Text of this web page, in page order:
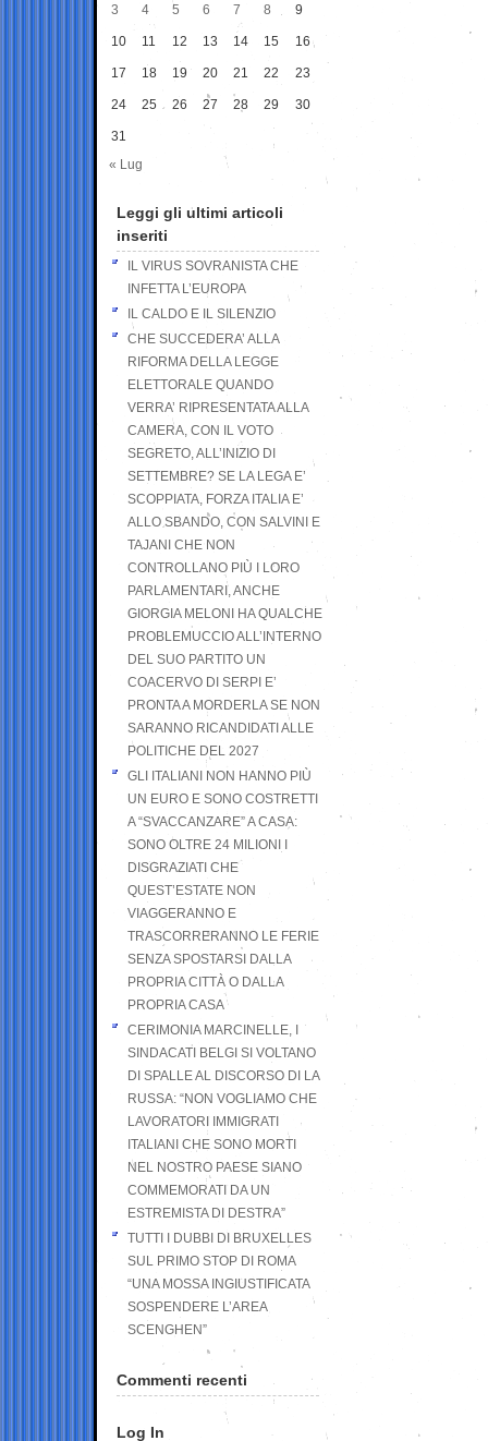
3 4 5 6 7 8 9
10 11 12 13 14 15 16
17 18 19 20 21 22 23
24 25 26 27 28 29 30
31
« Lug
Leggi gli ultimi articoli
inseriti
IL VIRUS SOVRANISTA CHE
INFETTA L’EUROPA
IL CALDO E IL SILENZIO
CHE SUCCEDERA’ ALLA
RIFORMA DELLA LEGGE
ELETTORALE QUANDO
VERRA’ RIPRESENTATA ALLA
CAMERA, CON IL VOTO
SEGRETO, ALL’INIZIO DI
SETTEMBRE? SE LA LEGA E’
SCOPPIATA, FORZA ITALIA E’
ALLO SBANDO, CON SALVINI E
TAJANI CHE NON
CONTROLLANO PIÙ I LORO
PARLAMENTARI, ANCHE
GIORGIA MELONI HA QUALCHE
PROBLEMUCCIO ALL’INTERNO
DEL SUO PARTITO UN
COACERVO DI SERPI E’
PRONTA A MORDERLA SE NON
SARANNO RICANDIDATI ALLE
POLITICHE DEL 2027
GLI ITALIANI NON HANNO PIÙ
UN EURO E SONO COSTRETTI
A “SVACCANZARE” A CASA:
SONO OLTRE 24 MILIONI I
DISGRAZIATI CHE
QUEST’ESTATE NON
VIAGGERANNO E
TRASCORRERANNO LE FERIE
SENZA SPOSTARSI DALLA
PROPRIA CITTÀ O DALLA
PROPRIA CASA
CERIMONIA MARCINELLE, I
SINDACATI BELGI SI VOLTANO
DI SPALLE AL DISCORSO DI LA
RUSSA: “NON VOGLIAMO CHE
LAVORATORI IMMIGRATI
ITALIANI CHE SONO MORTI
NEL NOSTRO PAESE SIANO
COMMEMORATI DA UN
ESTREMISTA DI DESTRA”
TUTTI I DUBBI DI BRUXELLES
SUL PRIMO STOP DI ROMA
“UNA MOSSA INGIUSTIFICATA
SOSPENDERE L’AREA
SCENGHEN”
Commenti recenti
Log In